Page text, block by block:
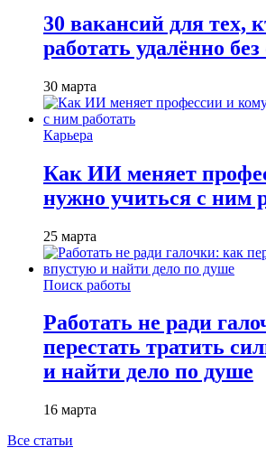
30 вакансий для тех,
работать удалённо
30 марта
Карьера
Как ИИ меняет
нужно учиться с ним
25 марта
Поиск работы
Работать не ради
перестать тратить
и найти дело по душе
16 марта
Все статьи